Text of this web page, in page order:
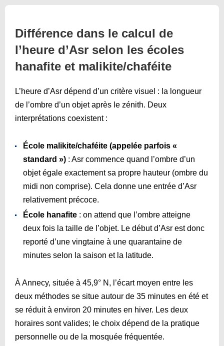
Différence dans le calcul de
l’heure d’Asr selon les écoles
hanafite et malikite/chaféite
L’heure d’Asr dépend d’un critère visuel : la longueur
de l’ombre d’un objet après le zénith. Deux
interprétations coexistent :
École malikite/chaféite (appelée parfois «
standard ») : Asr commence quand l’ombre d’un
objet égale exactement sa propre hauteur (ombre du
midi non comprise). Cela donne une entrée d’Asr
relativement précoce.
École hanafite : on attend que l’ombre atteigne
deux fois la taille de l’objet. Le début d’Asr est donc
reporté d’une vingtaine à une quarantaine de
minutes selon la saison et la latitude.
À Annecy, située à 45,9° N, l’écart moyen entre les
deux méthodes se situe autour de 35 minutes en été et
se réduit à environ 20 minutes en hiver. Les deux
horaires sont valides; le choix dépend de la pratique
personnelle ou de la mosquée fréquentée.